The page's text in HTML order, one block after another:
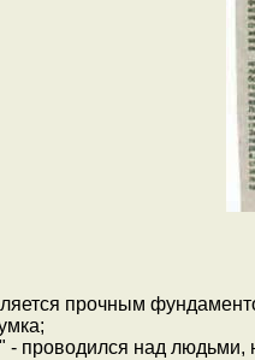
прочным
проводился над людьми,